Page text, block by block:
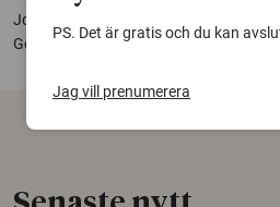
Jonas Warringer, institutionen för kemi
Göteborgs universitet,
PS. Det är gratis och du kan
Jag vill prenumerera